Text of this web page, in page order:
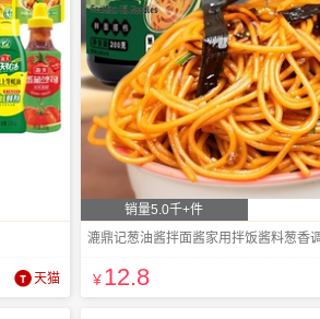
天猫
销量5.0千+件
漉鼎记葱油酱拌面酱家用拌饭酱料葱香
¥12.8